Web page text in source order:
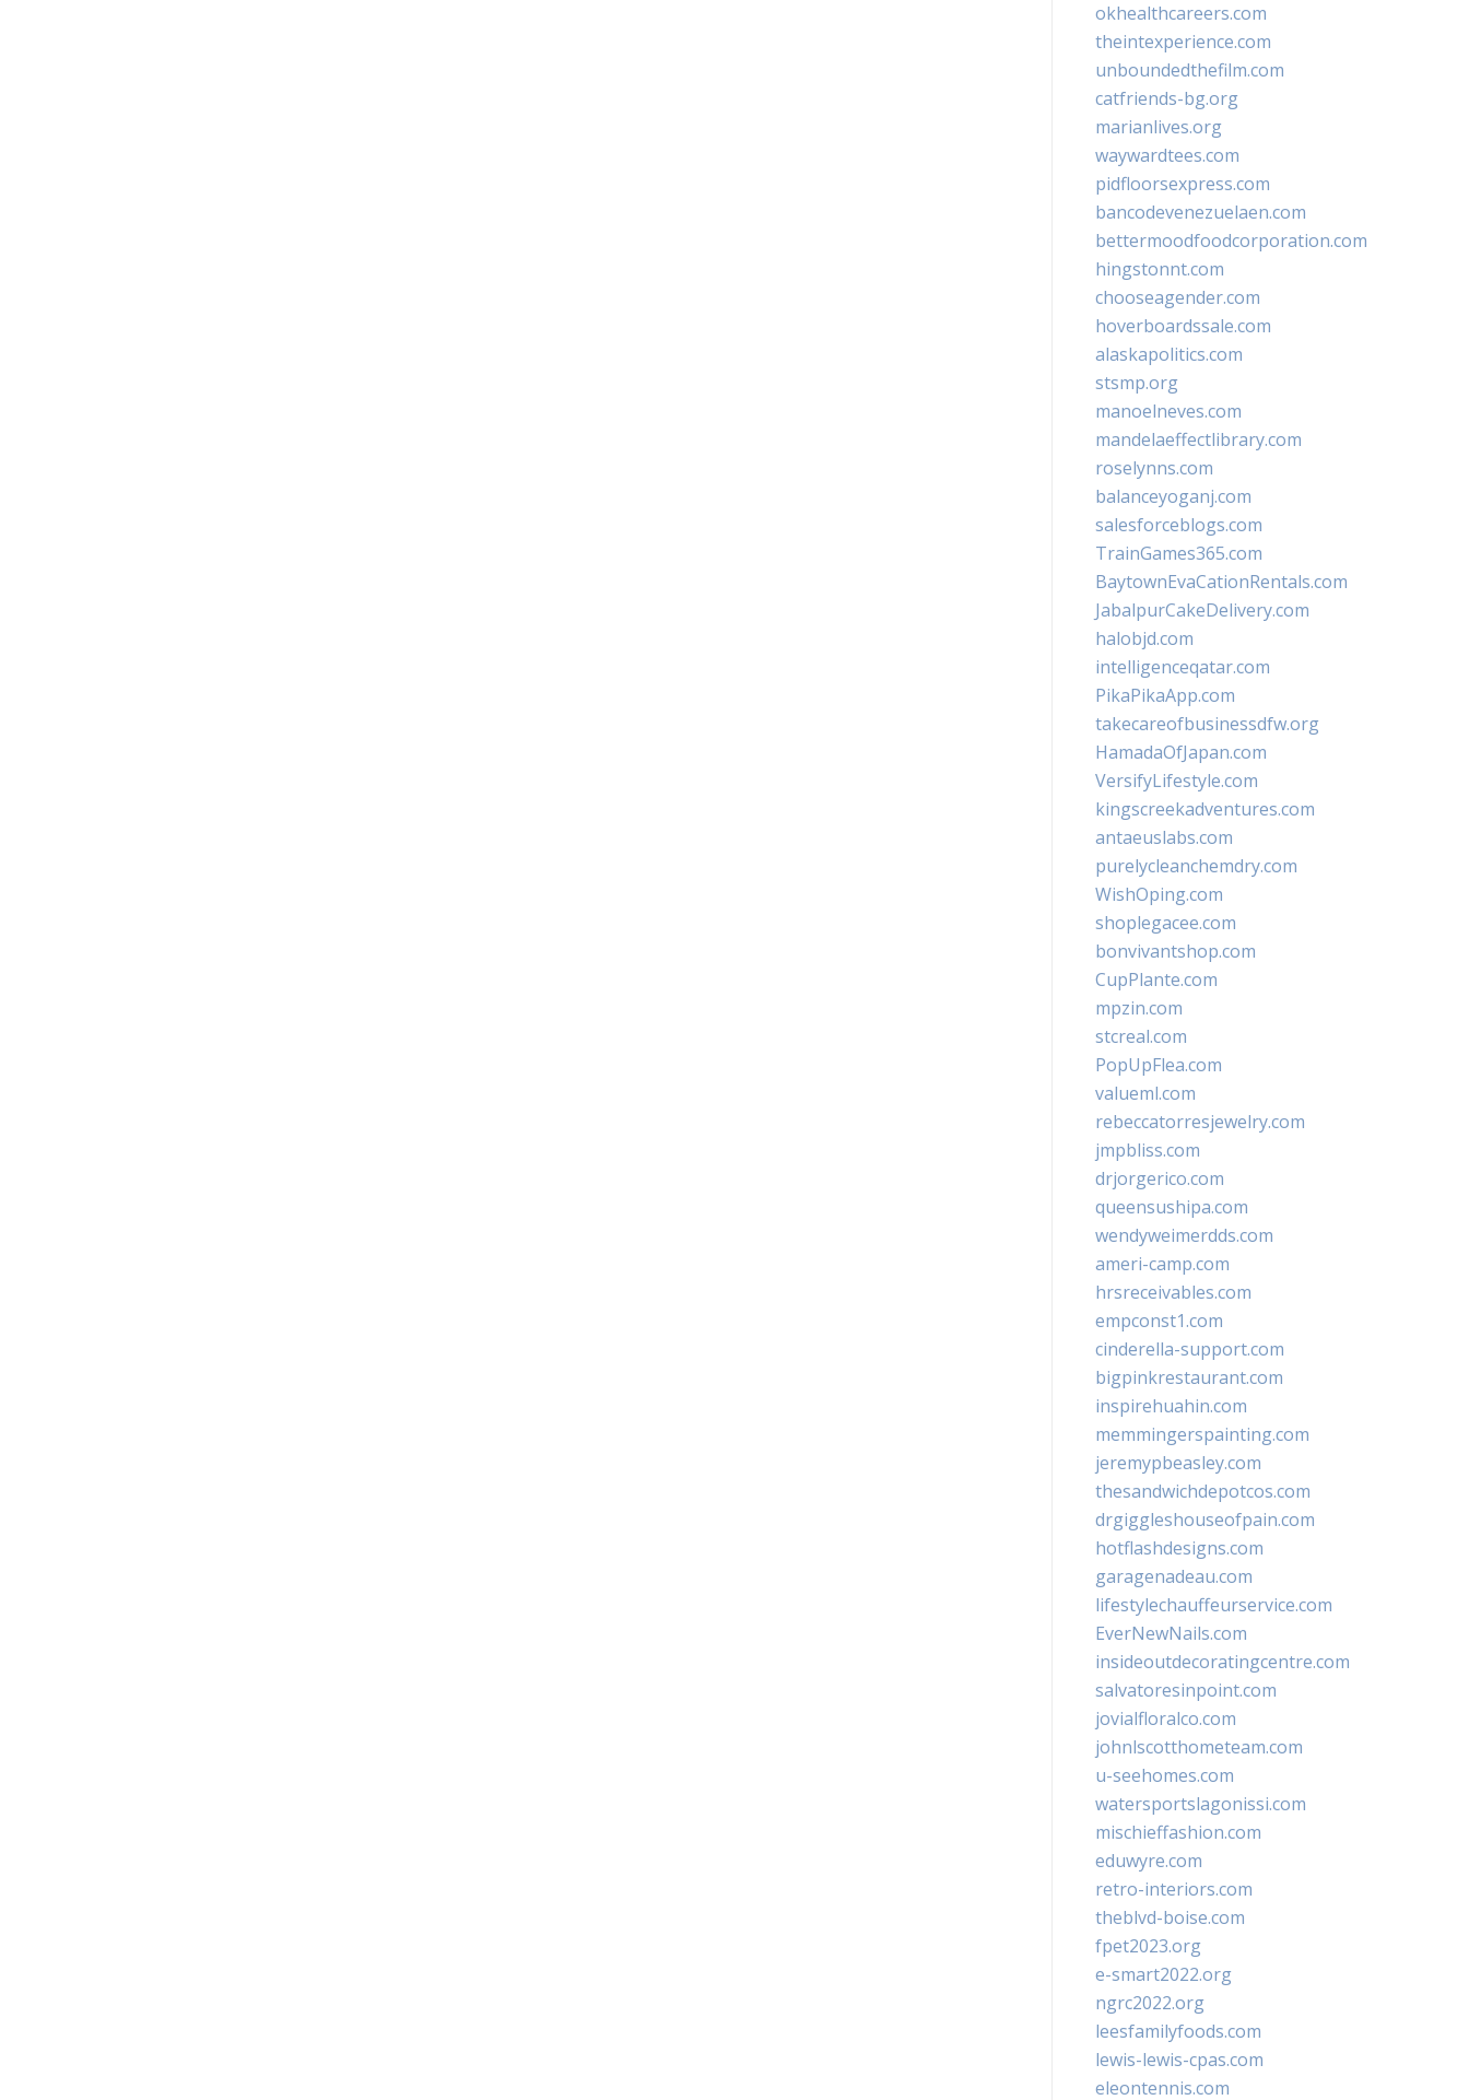
okhealthcareers.com
theintexperience.com
unboundedthefilm.com
catfriends-bg.org
marianlives.org
waywardtees.com
pidfloorsexpress.com
bancodevenezuelaen.com
bettermoodfoodcorporation.com
hingstonnt.com
chooseagender.com
hoverboardssale.com
alaskapolitics.com
stsmp.org
manoelneves.com
mandelaeffectlibrary.com
roselynns.com
balanceyoganj.com
salesforceblogs.com
TrainGames365.com
BaytownEvaCationRentals.com
JabalpurCakeDelivery.com
halobjd.com
intelligenceqatar.com
PikaPikaApp.com
takecareofbusinessdfw.org
HamadaOfJapan.com
VersifyLifestyle.com
kingscreekadventures.com
antaeuslabs.com
purelycleanchemdry.com
WishOping.com
shoplegacee.com
bonvivantshop.com
CupPlante.com
mpzin.com
stcreal.com
PopUpFlea.com
valueml.com
rebeccatorresjewelry.com
jmpbliss.com
drjorgerico.com
queensushipa.com
wendyweimerdds.com
ameri-camp.com
hrsreceivables.com
empconst1.com
cinderella-support.com
bigpinkrestaurant.com
inspirehuahin.com
memmingerspainting.com
jeremypbeasley.com
thesandwichdepotcos.com
drgiggleshouseofpain.com
hotflashdesigns.com
garagenadeau.com
lifestylechauffeurservice.com
EverNewNails.com
insideoutdecoratingcentre.com
salvatoresinpoint.com
jovialfloralco.com
johnlscotthometeam.com
u-seehomes.com
watersportslagonissi.com
mischieffashion.com
eduwyre.com
retro-interiors.com
theblvd-boise.com
fpet2023.org
e-smart2022.org
ngrc2022.org
leesfamilyfoods.com
lewis-lewis-cpas.com
eleontennis.com